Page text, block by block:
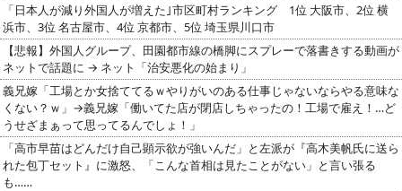
「日本人が減り外国人が増えた｣市区町村ランキング 1位 大阪市、2位 横
浜市、3位 名古屋市、4位 京都市、5位 埼玉県川口市
【悲報】外国人グループ、田園都市線の橋脚にスプレーで落書きする動画が
ネットで話題に → ネット「治安悪化の始まり」
義兄嫁「工場とか女捨ててるｗやりがいのある仕事じゃないならやる意味な
くない？ｗ」→義兄嫁「働いてた店が閉店しちゃったの！工場で雇え！…ど
うせざまぁって思ってるんでしょ！」
「高市早苗はどんだけ自己顕示欲が強いんだ」と左派が『高木美帆氏に送ら
れた包丁セット』に激怒、「こんな首相は見たことがない」と言い張る
も……